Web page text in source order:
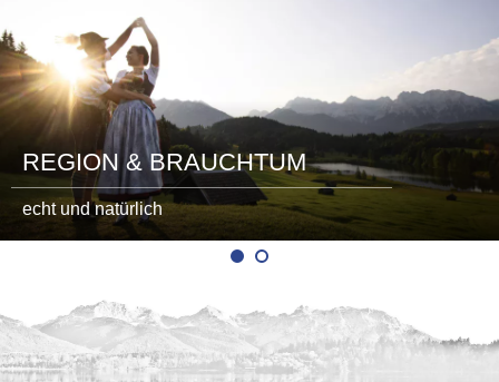
REGION & BRAUCHTUM
echt und natürlich